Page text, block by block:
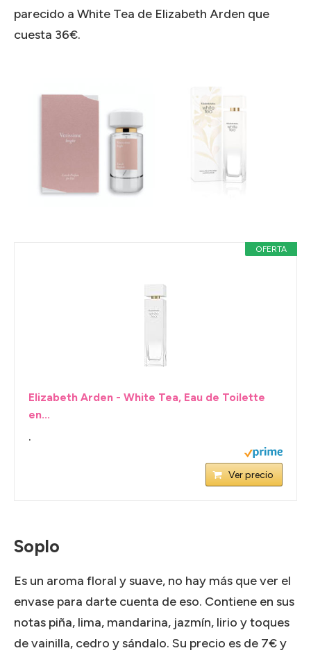
parecido a White Tea de Elizabeth Arden que
cuesta 36€.
OFERTA
Elizabeth Arden - White Tea, Eau de Toilette
en...
.
Ver precio
Soplo
Es un aroma floral y suave, no hay más que ver el
envase para darte cuenta de eso. Contiene en sus
notas piña, lima, mandarina, jazmín, lirio y toques
de vainilla, cedro y sándalo. Su precio es de 7€ y